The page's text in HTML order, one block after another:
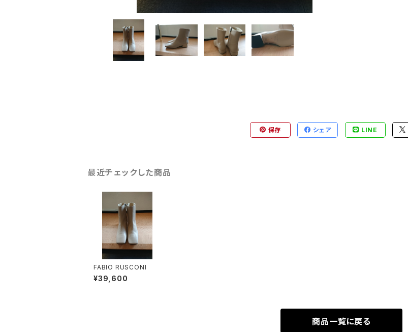
保存 シェア LINE
最近チェックした商品
FABIO RUSCONI
¥39,600
商品一覧に戻る